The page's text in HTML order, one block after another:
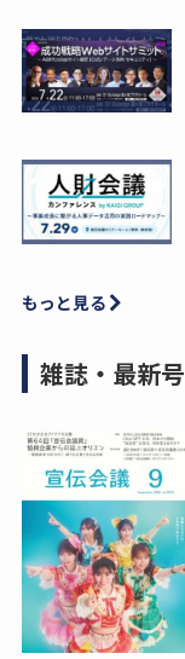
もっと見る
雑誌・最新号